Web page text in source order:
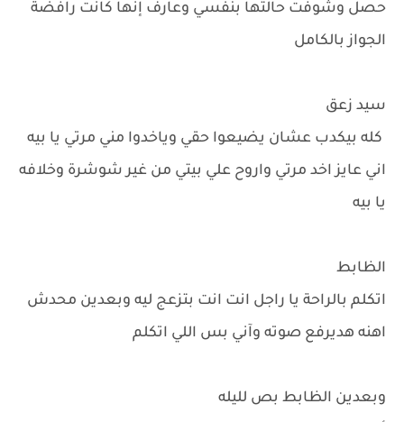
حصل وشوفت حالتها بنفسي وعارف إنها كانت رافضة
الجواز بالكامل
سيد زعق
كله بيكدب عشان يضيعوا حقي وياخدوا مني مرتي يا بيه
اني عايز اخد مرتي واروح علي بيتي من غير شوشرة وخلافه
يا بيه
الظابط
اتكلم بالراحة يا راجل انت انت بتزعج ليه وبعدين محدش
اهنه هديرفع صوته وآني بس اللي اتكلم
وبعدين الظابط بص لليله